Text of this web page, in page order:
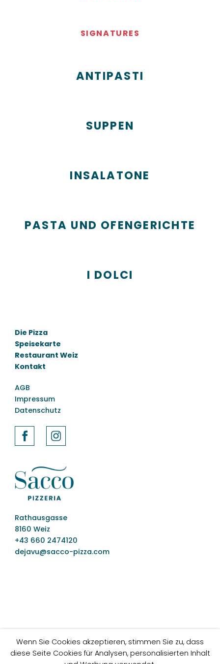
Wenn Sie Cookies akzeptieren, stimmen Sie zu, dass
diese Seite Cookies für Analysen, personalisierten Inhalt
SIGNATURES
ANTIPASTI
SUPPEN
INSALATONE
PASTA UND OFENGERICHTE
I DOLCI
Die Pizza
Speisekarte
Restaurant Weiz
Kontakt
AGB
Impressum
Datenschutz
Rathausgasse
8160 Weiz
+43 660 2474120
dejavu@sacco-pizza.com